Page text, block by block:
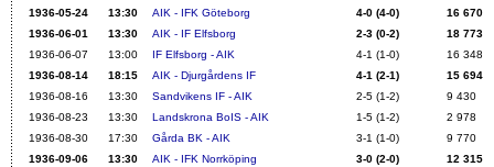
1936-05-24
13:30 AIK - IFK Göteborg 4-0 (4-0)
16 670
1936-06-01
13:30 AIK - IF Elfsborg 2-3 (0-2)
18 773
1936-06-07
13:00 IF Elfsborg - AIK 4-1 (1-0)
16 348
1936-08-14
18:15 AIK - Djurgårdens IF 4-1 (2-1)
15 694
1936-08-16
13:30 Sandvikens IF - AIK 2-5 (1-2)
9 430
1936-08-23
13:30 Landskrona BoIS - AIK 1-5 (1-2)
2 978
1936-08-30
17:30 Gårda BK - AIK 3-1 (1-0)
9 770
1936-09-06
13:30 AIK - IFK Norrköping 3-0 (2-0)
12 315